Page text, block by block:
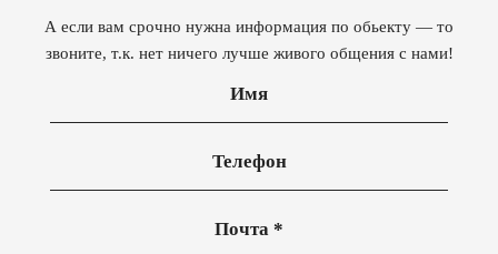
А если вам срочно нужна информация по обьекту — то
звоните, т.к. нет ничего лучше живого общения с нами!